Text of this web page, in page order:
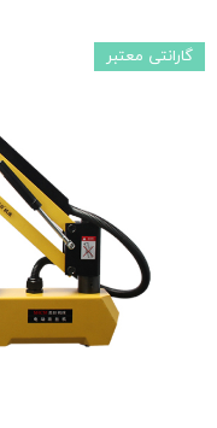
گارانتی معتبر